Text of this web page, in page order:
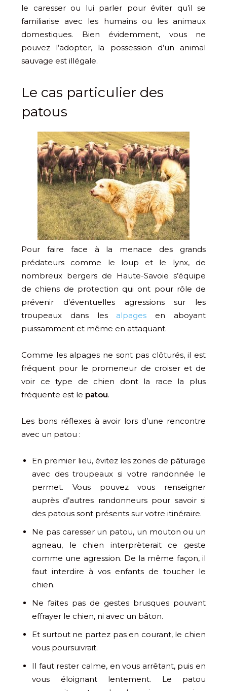
le caresser ou lui parler pour éviter qu’il se
familiarise avec les humains ou les animaux
domestiques. Bien évidemment, vous ne
pouvez l’adopter, la possession d’un animal
sauvage est illégale.
Le cas particulier des
patous
Pour faire face à la menace des grands
prédateurs comme le loup et le lynx, de
nombreux bergers de Haute-Savoie s’équipe
de chiens de protection qui ont pour rôle de
prévenir d’éventuelles agressions sur les
troupeaux dans les alpages en aboyant
puissamment et même en attaquant.
Comme les alpages ne sont pas clôturés, il est
fréquent pour le promeneur de croiser et de
voir ce type de chien dont la race la plus
fréquente est le patou.
Les bons réflexes à avoir lors d’une rencontre
avec un patou :
En premier lieu, évitez les zones de pâturage
avec des troupeaux si votre randonnée le
permet. Vous pouvez vous renseigner
auprès d’autres randonneurs pour savoir si
des patous sont présents sur votre itinéraire.
Ne pas caresser un patou, un mouton ou un
agneau, le chien interprèterait ce geste
comme une agression. De la même façon, il
faut interdire à vos enfants de toucher le
chien.
Ne faites pas de gestes brusques pouvant
effrayer le chien, ni avec un bâton.
Et surtout ne partez pas en courant, le chien
vous poursuivrait.
Il faut rester calme, en vous arrêtant, puis en
vous éloignant lentement. Le patou